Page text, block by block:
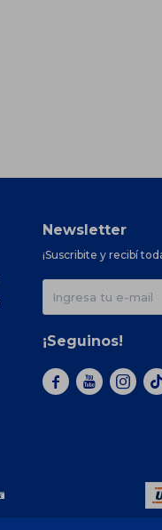
Newsletter
¡Suscribite y recibí
¡Seguinos!
  